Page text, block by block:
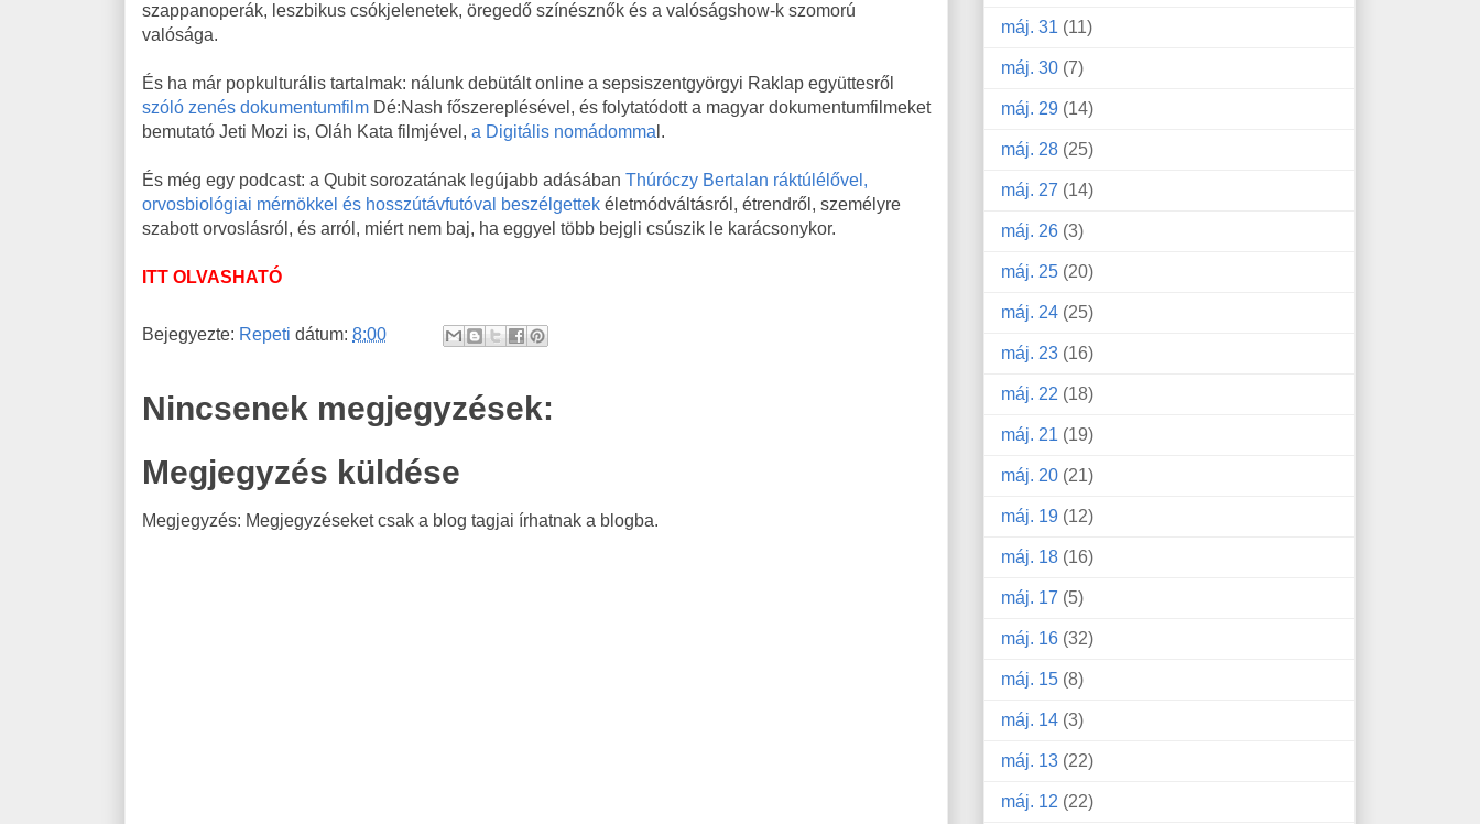
szappanoperák, leszbikus csókjelenetek, öregedő színésznők és a valóságshow-k szomorú
valósága.
És ha már popkulturális tartalmak: nálunk debütált online a sepsiszentgyörgyi Raklap együttesről
szóló zenés dokumentumfilm Dé:Nash főszereplésével, és folytatódott a magyar dokumentumfilmeket
bemutató Jeti Mozi is, Oláh Kata filmjével, a Digitális nomádomma l.
És még egy podcast: a Qubit sorozatának legújabb adásában Thúróczy Bertalan ráktúlélővel,
orvosbiológiai mérnökkel és hosszútávfutóval beszélgettek életmódváltásról, étrendről, személyre
szabott orvoslásról, és arról, miért nem baj, ha eggyel több bejgli csúszik le karácsonykor.
ITT OLVASHATÓ
Bejegyezte: Repeti dátum: 8:00
Nincsenek megjegyzések:
Megjegyzés küldése
Megjegyzés: Megjegyzéseket csak a blog tagjai írhatnak a blogba.
máj. 31 (11)
máj. 30 (7)
máj. 29 (14)
máj. 28 (25)
máj. 27 (14)
máj. 26 (3)
máj. 25 (20)
máj. 24 (25)
máj. 23 (16)
máj. 22 (18)
máj. 21 (19)
máj. 20 (21)
máj. 19 (12)
máj. 18 (16)
máj. 17 (5)
máj. 16 (32)
máj. 15 (8)
máj. 14 (3)
máj. 13 (22)
máj. 12 (22)